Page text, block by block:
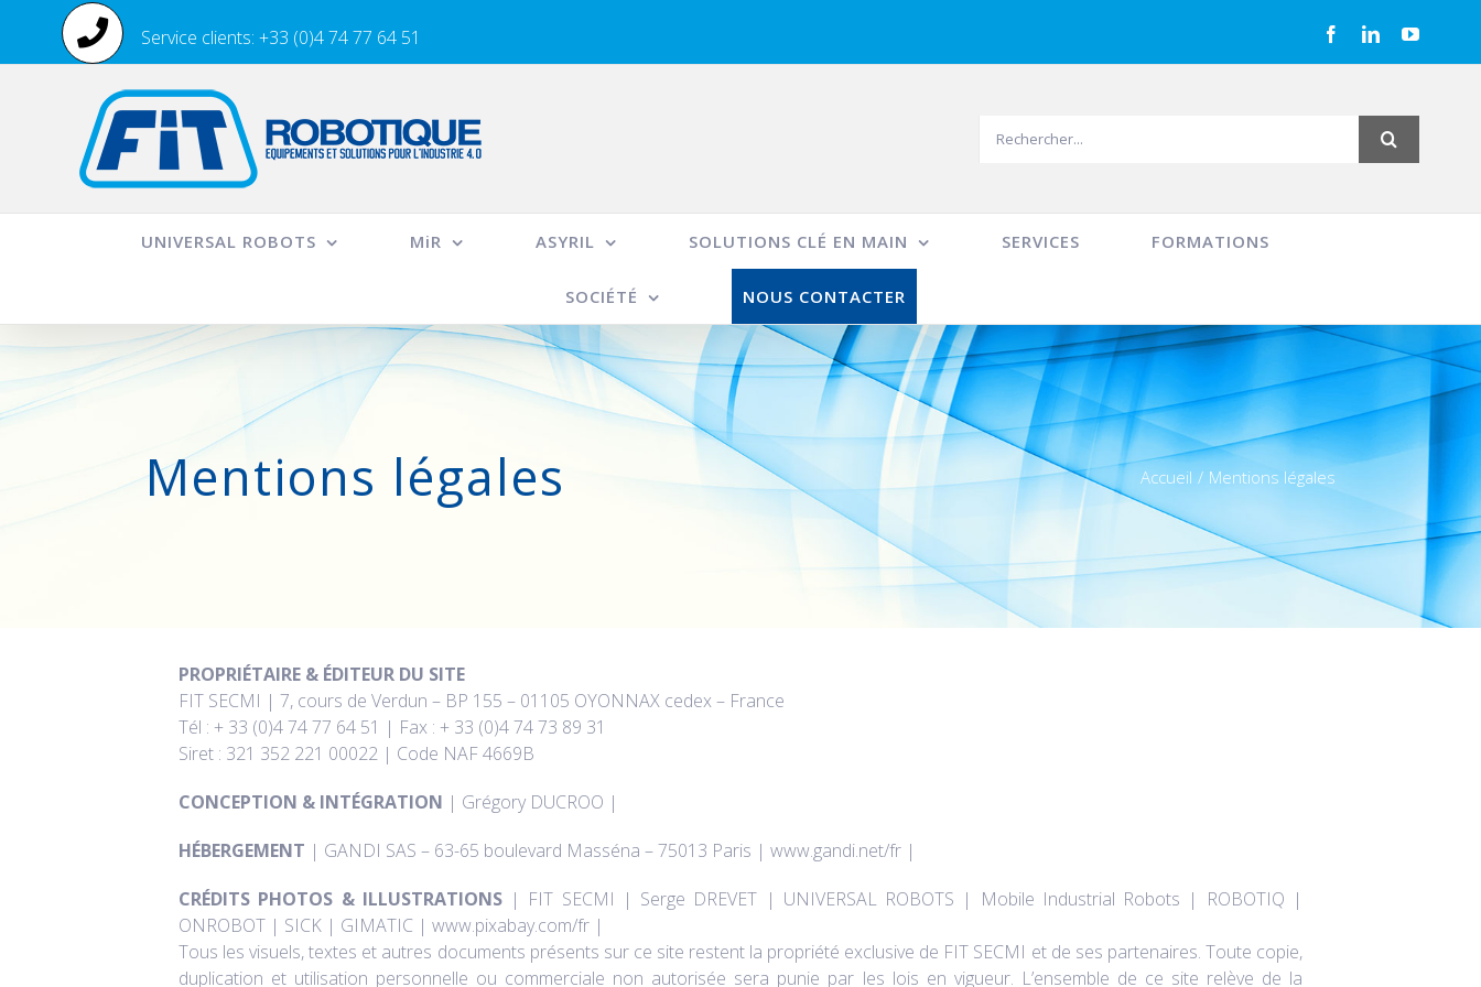
contenu
Service clients: +33 (0)4 74 77 64 51 FacebookLinkedIn
UNIVERSAL ROBOTS MiR ASYRIL SOLUTIONS CLÉ EN MAIN SERVICES FORMATIONS
SOCIÉTÉ NOUS CONTACTER
Mentions légales Accueil / Mentions légales
PROPRIÉTAIRE & ÉDITEUR DU SITE
FIT SECMI | 7, cours de Verdun – BP 155 – 01105 OYONNAX cedex – France
Tél : + 33 (0)4 74 77 64 51 | Fax : + 33 (0)4 74 73 89 31
Siret : 321 352 221 00022 | Code NAF 4669B
CONCEPTION & INTÉGRATION | Grégory DUCROO |
HÉBERGEMENT | GANDI SAS – 63-65 boulevard Masséna – 75013 Paris | www.gandi.net/fr |
CRÉDITS PHOTOS & ILLUSTRATIONS| FIT SECMI | Serge DREVET | UNIVERSAL ROBOTS | Mobile Industrial Robots | ROBOTIQ |
ONROBOT | SICK | GIMATIC | www.pixabay.com/fr |
Tous les visuels, textes et autres documents présents sur ce site restent la propriété exclusive de FIT SECMI et de ses partenaires. Toute copie,
duplication et utilisation personnelle ou commerciale non autorisée sera punie par les lois en vigueur. L’ensemble de ce site relève de la